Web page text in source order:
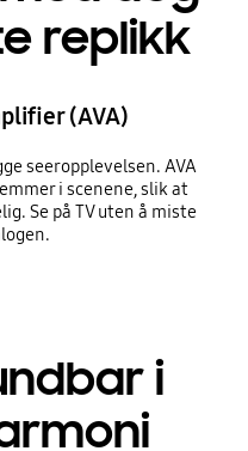
replikk
(AVA)
seeropplevelsen. AVA
i scenene, slik at
Se på TV uten å miste
i